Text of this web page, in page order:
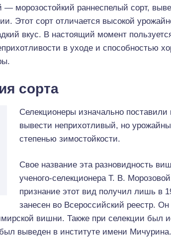
морозостойкий раннеспелый сорт,
Этот сорт отличается высокой
вкус. В настоящий момент
в уходе и способностью
сорта
Селекционеры изначально поставили
вывести неприхотливый, но
степенью зимостойкости.
Свое название эта разновидность
ученого-селекционера Т. В.
признание этот вид получил лишь в
занесен во Всероссийский реестр.
вишни. Также при селекции был
выведен в институте имени Мичурина.